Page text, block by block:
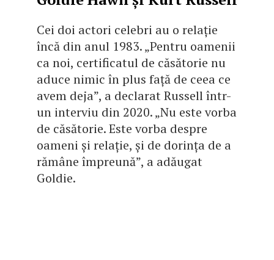
Cei doi actori celebri au o relație
încă din anul 1983. „Pentru oamenii
ca noi, certificatul de căsătorie nu
aduce nimic în plus față de ceea ce
avem deja”, a declarat Russell într-
un interviu din 2020. „Nu este vorba
de căsătorie. Este vorba despre
oameni și relație, și de dorința de a
rămâne împreună”, a adăugat
Goldie.